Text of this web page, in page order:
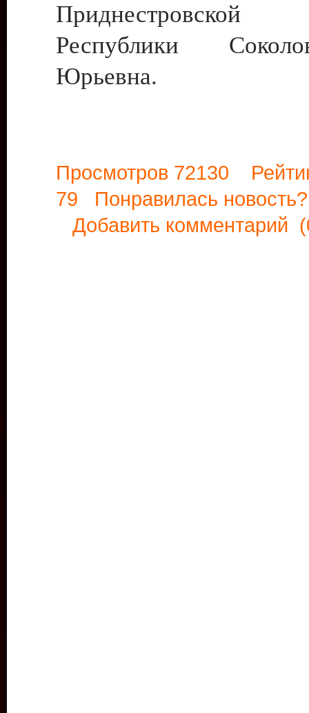
Приднестровской
Республики
Юрьевна.
Просмотров 72130
79 Понравилась
Добавить комментарий